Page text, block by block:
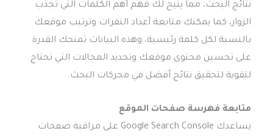
نتائج البحث، مما يتيح لك فهم أهم الكلمات التي تجذب
الزوار، كما يمكنك متابعة أعداد النقرات وترتيب موقعك
بالنسبة لكل كلمة رئيسية، وهذه البيانات تمنحك القدرة
على تحسين محتوى موقعك وتحديد المجالات التي تحتاج
لتقوية لتحقيق نتائج أفضل في محركات البحث.
متابعة فهرسة صفحات الموقع
يساعدك Google Search Console على مراقبة صفحات